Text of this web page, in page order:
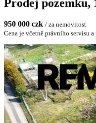
Prodej pozemku,
950 000 czk / za nemovitost
Cena je včetně právního servisu a